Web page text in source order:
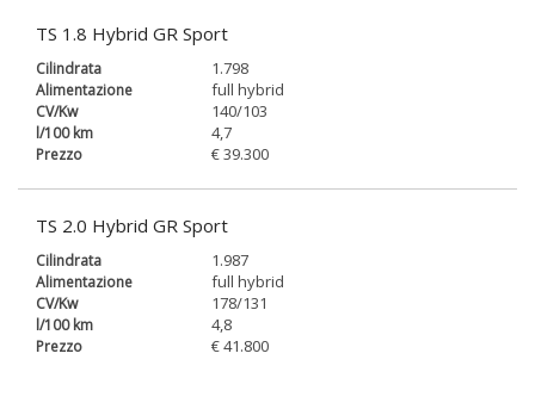
TS 1.8 Hybrid GR Sport
1.798
full hybrid
140/103
4,7
€ 39.300
TS 2.0 Hybrid GR Sport
1.987
full hybrid
178/131
4,8
€ 41.800